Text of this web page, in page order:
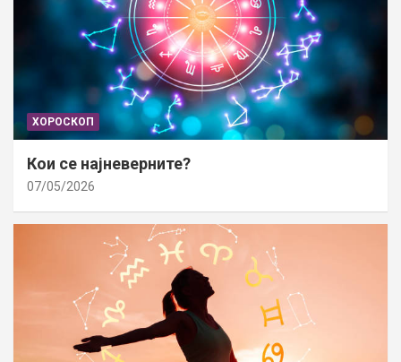
ХОРОСКОП
Кои се најневерните?
07/05/2026